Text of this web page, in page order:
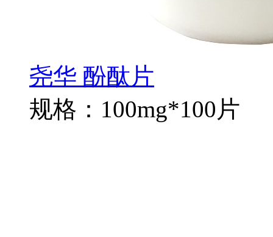
尧华 酚酞片
规格：100mg*100片